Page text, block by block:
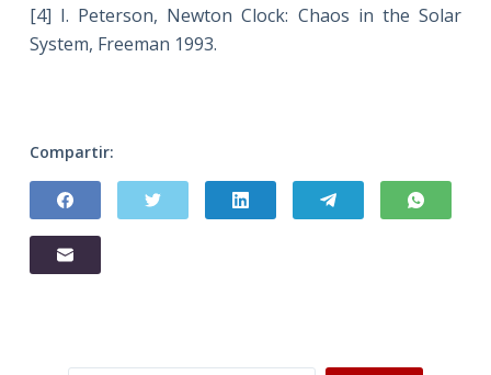
[4] I. Peterson, Newton Clock: Chaos in the Solar
System, Freeman 1993.
Compartir: